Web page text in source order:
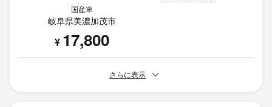
国産車
岐阜県美濃加茂市
¥ 17,800
さらに表示